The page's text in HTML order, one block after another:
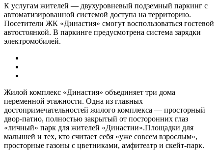
К услугам жителей — двухуровневый подземный паркинг с
автоматизированной системой доступа на территорию.
Посетители ЖК «Династия» смогут воспользоваться гостевой
автостоянкой. В паркинге предусмотрена система зарядки
электромобилей.
Жилой комплекс «Династия» объединяет три дома
переменной этажности. Одна из главных
достопримечательностей жилого комплекса — просторный
двор-патио, полностью закрытый от посторонних глаз
«личный» парк для жителей «Династии».Площадки для
малышей и тех, кто считает себя «уже совсем взрослым»,
просторные газоны с цветниками, амфитеатр и скейт-парк.